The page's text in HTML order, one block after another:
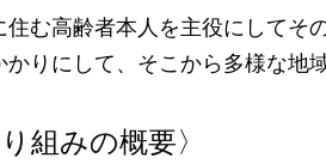
住む高齢者本人を主役にしてそ
かりにして、そこから多様な地
り組みの概要〉